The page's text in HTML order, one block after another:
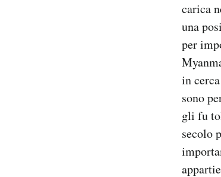
carica
una
per
in
sono
gli fu
secolo